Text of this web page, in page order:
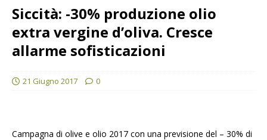
Siccità: -30% produzione olio
extra vergine d’oliva. Cresce
allarme sofisticazioni
21 Giugno 2017 0
Campagna di olive e olio 2017 con una previsione del – 30% di